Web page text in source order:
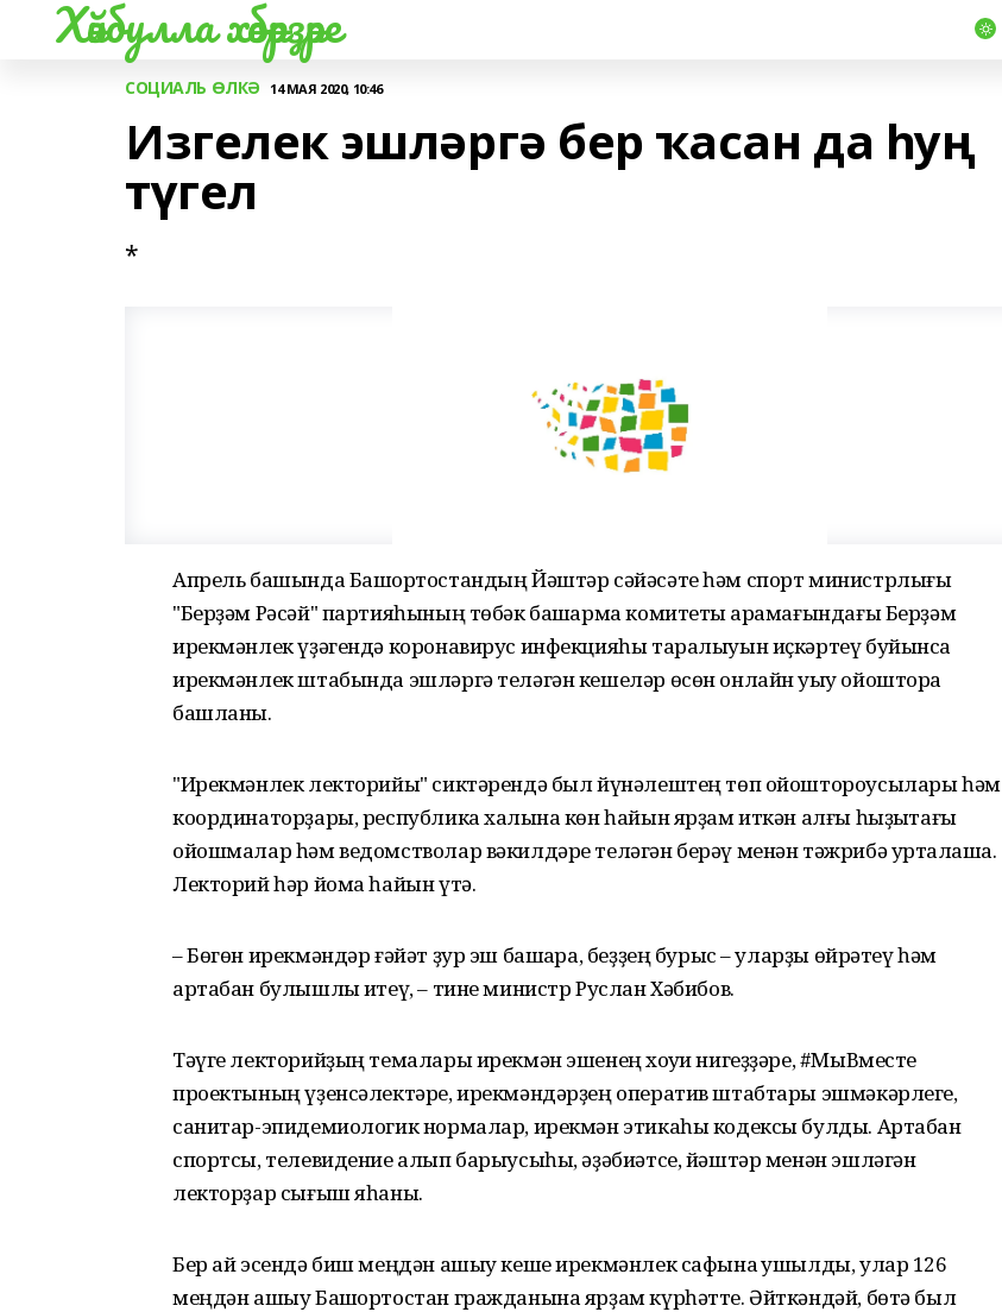
Хәйбулла хәбәрҙәре
СОЦИАЛЬ ӨЛКӘ 14 МАЯ 2020, 10:46
Изгелек эшләргә бер ҡасан да һуң
түгел
*
Апрель башында Башҡортостандың Йәштәр сәйәсәте һәм спорт министрлығы
"Берҙәм Рәсәй" партияһының төбәк башҡарма комитеты ҡарамағындағы Берҙәм
ирекмәнлек үҙәгендә коронавирус инфекцияһы таралыуын иҫкәртеү буйынса
ирекмәнлек штабында эшләргә теләгән кешеләр өсөн онлайн уҡыу ойоштора
башланы.
"Ирекмәнлек лекторийы" сиктәрендә был йүнәлештең төп ойоштороусылары һәм
координаторҙары, республика халҡына көн һайын ярҙам иткән алғы һыҙыҡтағы
ойошмалар һәм ведомстволар вәкилдәре теләгән берәү менән тәжрибә уртаҡлаша.
Лекторий һәр йома һайын үтә.
– Бөгөн ирекмәндәр ғәйәт ҙур эш башҡара, беҙҙең бурыс – уларҙы өйрәтеү һәм
артабан булышлыҡ итеү, – тине министр Руслан Хәбибов.
Тәүге лекторийҙың темалары ирекмән эшенең хоҡуҡи нигеҙҙәре, #МыВместе
проектының үҙенсәлектәре, ирекмәндәрҙең оператив штабтары эшмәкәрлеге,
санитар-эпидемиологик нормалар, ирекмән этикаһы кодексы булды. Артабан
спортсы, телевидение алып барыусыһы, әҙәбиәтсе, йәштәр менән эшләгән
лекторҙар сығыш яһаны.
Бер ай эсендә биш меңдән ашыу кеше ирекмәнлек сафына ҡушылды, улар 126
меңдән ашыу Башҡортостан гражданына ярҙам күрһәтте. Әйткәндәй, бөтә был